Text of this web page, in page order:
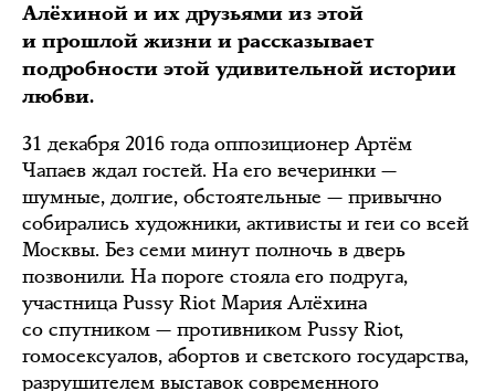
Алёхиной и их друзьями из этой
и прошлой жизни и рассказывает
подробности этой удивительной истории
любви.
31 декабря 2016 года оппозиционер Артём
Чапаев ждал гостей. На его вечеринки —
шумные, долгие, обстоятельные — привычно
собирались художники, активисты и геи со всей
Москвы. Без семи минут полночь в дверь
позвонили. На пороге стояла его подруга,
участница Pussy Riot Мария Алёхина
со спутником — противником Pussy Riot,
гомосексуалов, абортов и светского государства,
разрушителем выставок современного